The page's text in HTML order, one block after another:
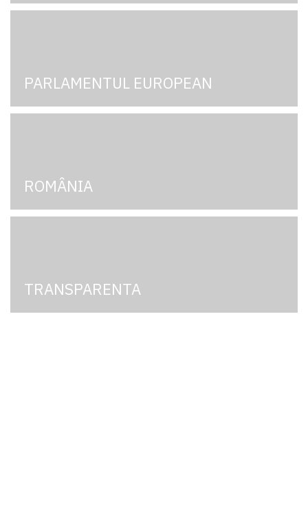
PARLAMENTUL EUROPEAN
ROMÂNIA
TRANSPARENTA